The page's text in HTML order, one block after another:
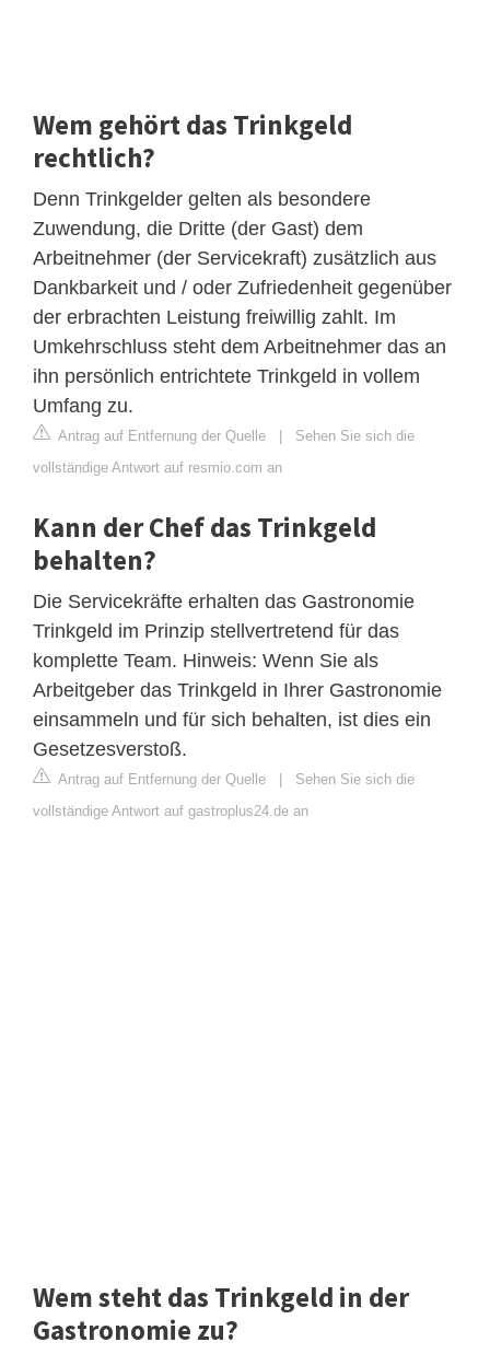
Wem gehört das Trinkgeld
rechtlich?
Denn Trinkgelder gelten als besondere
Zuwendung, die Dritte (der Gast) dem
Arbeitnehmer (der Servicekraft) zusätzlich aus
Dankbarkeit und / oder Zufriedenheit gegenüber
der erbrachten Leistung freiwillig zahlt. Im
Umkehrschluss steht dem Arbeitnehmer das an
ihn persönlich entrichtete Trinkgeld in vollem
Umfang zu.
Antrag auf Entfernung der Quelle
Sehen Sie sich die
vollständige Antwort auf resmio.com an
Kann der Chef das Trinkgeld
behalten?
Die Servicekräfte erhalten das Gastronomie
Trinkgeld im Prinzip stellvertretend für das
komplette Team. Hinweis: Wenn Sie als
Arbeitgeber das Trinkgeld in Ihrer Gastronomie
einsammeln und für sich behalten, ist dies ein
Gesetzesverstoß.
Antrag auf Entfernung der Quelle
Sehen Sie sich die
vollständige Antwort auf gastroplus24.de an
Wem steht das Trinkgeld in der
Gastronomie zu?